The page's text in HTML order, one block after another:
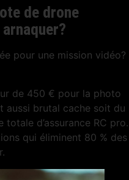
de drone
pour une mission vidéo?
de 450 € pour la photo
aussi brutal cache soit du
totale d’assurance RC pro.
qui éliminent 80 % des